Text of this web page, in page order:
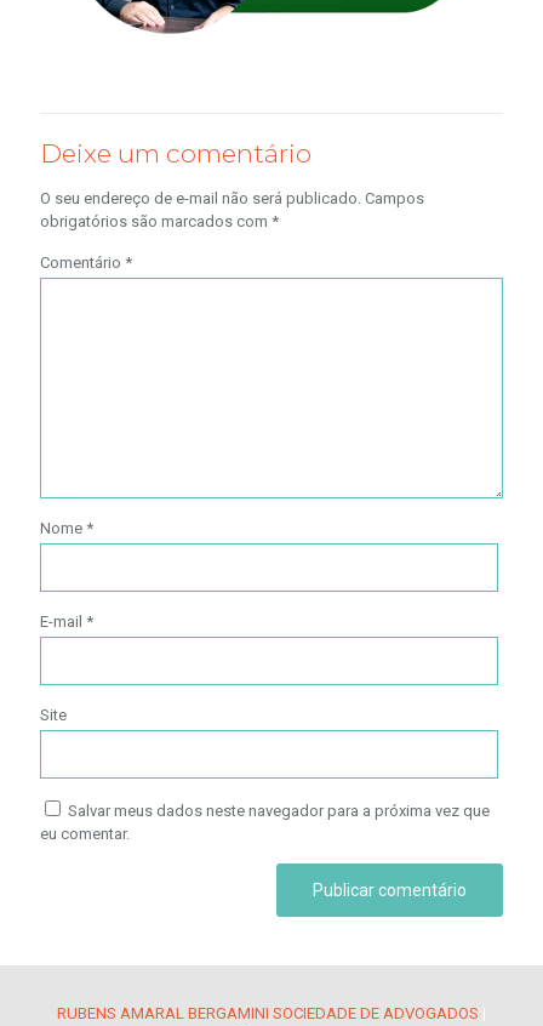
Deixe um comentário
O seu endereço de e-mail não será publicado. Campos
obrigatórios são marcados com *
Comentário *
Nome *
E-mail *
Site
Salvar meus dados neste navegador para a próxima vez que
eu comentar.
RUBENS AMARAL BERGAMINI SOCIEDADE DE ADVOGADOS |